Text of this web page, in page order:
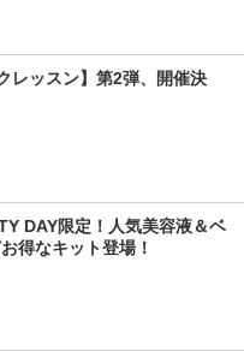
レッスン】第2弾、開催決
DAY限定！人気美容液＆ベ
得なキット登場！